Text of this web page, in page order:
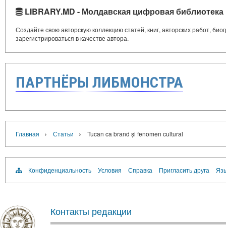
LIBRARY.MD - Молдавская цифровая библиотека
Создайте свою авторскую коллекцию статей, книг, авторских работ,
зарегистрироваться в качестве автора.
ПАРТНЁРЫ ЛИБМОНСТРА
Главная › Статьи › Tucan ca brand și fenomen cultural
Конфиденциальность Условия Справка Пригласить друга
Контакты редакции